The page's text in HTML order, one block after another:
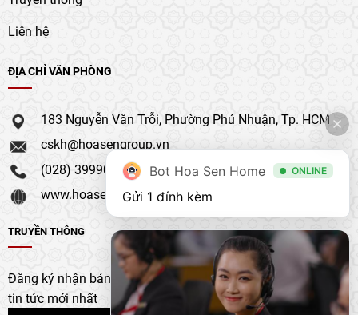
Liên hệ
ĐỊA CHỈ VĂN PHÒNG
183 Nguyễn Văn Trỗi, Phường Phú Nhuận, Tp. HCM
cskh@hoasengroup.vn
(028) 39990 111
www.hoasengroup.vn
TRUYỀN THÔNG
Đăng ký nhận bản tin của chúng tôi để nhận bản cập nhật &
tin tức mới nhất
Bot Hoa Sen Home ONLINE
Gửi 1 đính kèm